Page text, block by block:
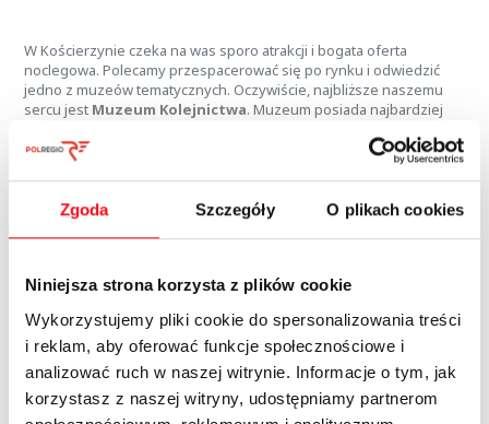
Zgoda Szczegóły O plikach cookies
Niniejsza strona korzysta z plików cookie
Wykorzystujemy pliki cookie do spersonalizowania treści
i reklam, aby oferować funkcje społecznościowe i
analizować ruch w naszej witrynie. Informacje o tym, jak
korzystasz z naszej witryny, udostępniamy partnerom
W Kościerzynie czeka na was sporo atrakcji i bogata oferta
noclegowa. Polecamy przespacerować się po rynku i odwiedzić
jedno z muzeów tematycznych. Oczywiście, najbliższe naszemu
sercu jest Muzeum Kolejnictwa. Muzeum posiada najbardziej
Największą popularnością wśród zwiedzających cieszą się
imponujące lokomotywy parowe, które dziś są już rzadkością.
Muzeum Akordeonu
. Akordeon, potocznie nazywany na
gratka dla miłośników starych samochodów i amerykańskiego stylu
klasyczne modele aut rodem z USA takie jak Cadillac, Lincoln czy
Plymouth. Nie zabraknie też Elvisa Presleya, Marlin Monroe i
wspaniałej amerykańskiej muzyki. Muzeum obejmuje sporą
powierzchnię, co pomaga zachować bezpieczny dystans podczas
zwiedzania.